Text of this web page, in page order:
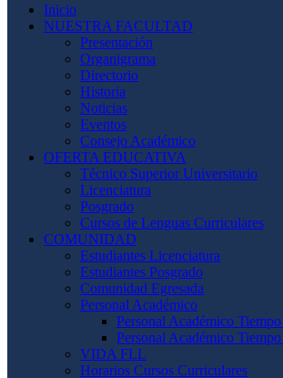
Inicio
NUESTRA FACULTAD
Presentación
Organigrama
Directorio
Historia
Noticias
Eventos
Consejo Académico
OFERTA EDUCATIVA
Técnico Superior Universitario
Licenciatura
Posgrado
Cursos de Lenguas Curriculares
COMUNIDAD
Estudiantes Licenciatura
Estudiantes Posgrado
Comunidad Egresada
Personal Académico
Personal Académico
Personal Académico
VIDA FLL
Horarios Cursos Curriculares